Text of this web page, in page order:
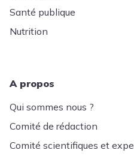
Santé publique
Nutrition
A propos
Qui sommes nous ?
Comité de rédaction
Comité scientifiques et